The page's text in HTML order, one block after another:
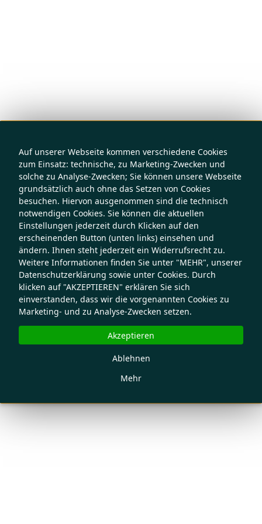
Auf unserer Webseite kommen verschiedene Cookies
zum Einsatz: technische, zu Marketing-Zwecken und
solche zu Analyse-Zwecken; Sie können unsere Webseite
grundsätzlich auch ohne das Setzen von Cookies
besuchen. Hiervon ausgenommen sind die technisch
notwendigen Cookies. Sie können die aktuellen
Einstellungen jederzeit durch Klicken auf den
erscheinenden Button (unten links) einsehen und
ändern. Ihnen steht jederzeit ein Widerrufsrecht zu.
Weitere Informationen finden Sie unter "MEHR", unserer
Datenschutzerklärung sowie unter Cookies. Durch
klicken auf "AKZEPTIEREN" erklären Sie sich
einverstanden, dass wir die vorgenannten Cookies zu
Marketing- und zu Analyse-Zwecken setzen.
Mehr
Ablehnen
Akzeptieren